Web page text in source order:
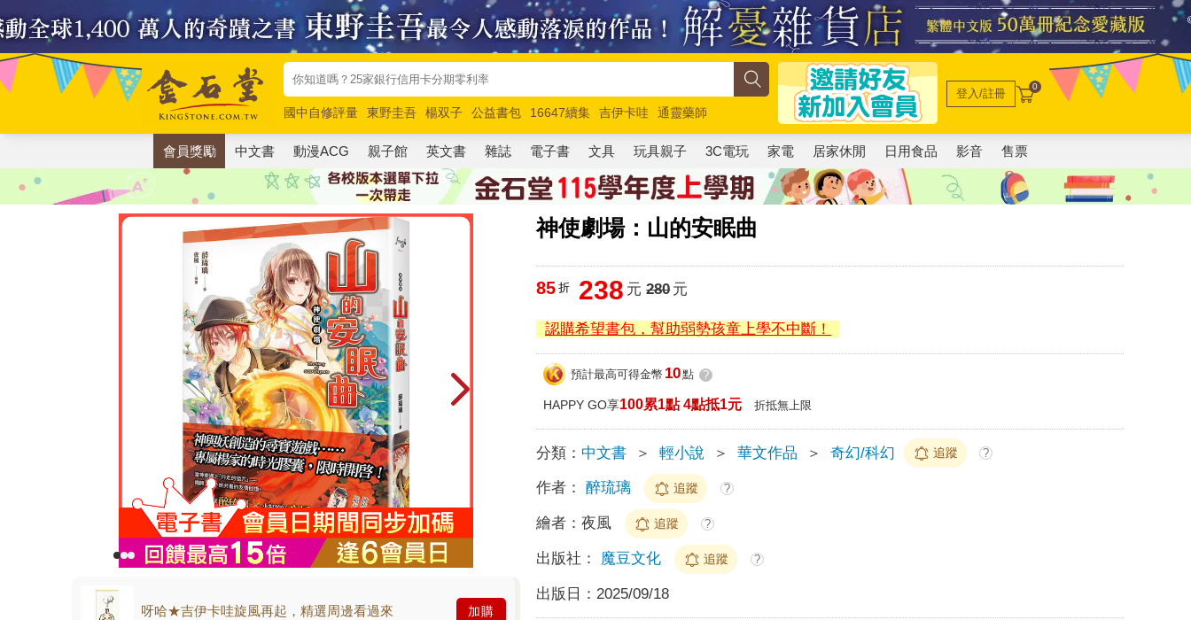
國中自修評量 東野圭吾 楊双子 公益書包 16647續集 吉伊卡哇
通靈藥師
唯紅花綻放
奧德賽 路邊攤新作 馬斯克 玩具總動員5 超慢跑
登入/註冊 0
會員獎勵 中文書 動漫ACG 親子館 英文書 雜誌 電子書 文具 玩具親子 3C電玩 家電 居家休閒 日用食品 影音 售票
神使劇場：山的安眠曲
呀哈★吉伊卡哇旋風再起，精選周邊看過來 加購
85 折 238 元 280元
認購希望書包，幫助弱勢孩童上學不中斷！
預計最高可得金幣 10點 ?
HAPPY GO享100累1點 4點抵1元 折抵無上限
分類： 中文書 ＞ 輕小說 ＞ 華文作品 ＞ 奇幻/科幻 追蹤 ?
作者： 醉琉璃 追蹤 ?
繪者：夜風 追蹤 ?
出版社： 魔豆文化 追蹤 ?
出版日： 2025/09/18